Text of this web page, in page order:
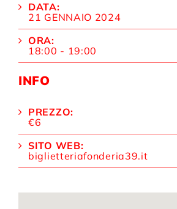
DATA:
21 GENNAIO 2024
ORA:
18:00 - 19:00
INFO
PREZZO:
€6
SITO WEB:
biglietteriafonderia39.it